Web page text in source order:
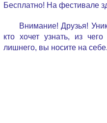
Бесплатно! На фестивале
Внимание! Друзья!
кто хочет узнать, из
лишнего, вы носите на себе.